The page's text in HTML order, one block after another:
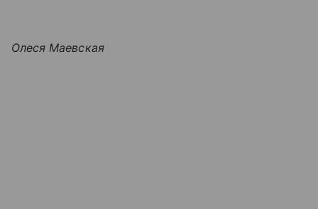
Олеся Маевская